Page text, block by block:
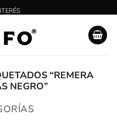
“REMERA
NEGRO”